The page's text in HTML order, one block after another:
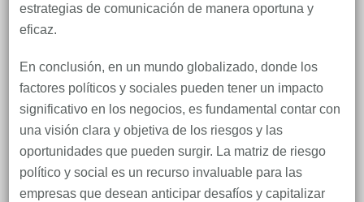
estrategias de comunicación de manera oportuna y
eficaz.
En conclusión, en un mundo globalizado, donde los
factores políticos y sociales pueden tener un impacto
significativo en los negocios, es fundamental contar con
una visión clara y objetiva de los riesgos y las
oportunidades que pueden surgir. La matriz de riesgo
político y social es un recurso invaluable para las
empresas que desean anticipar desafíos y capitalizar